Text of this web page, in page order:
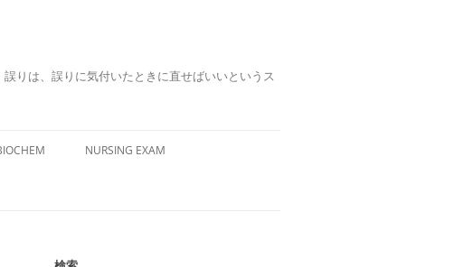
りは、誤りに気付いたときに直せばいいというス
NURSING EXAM